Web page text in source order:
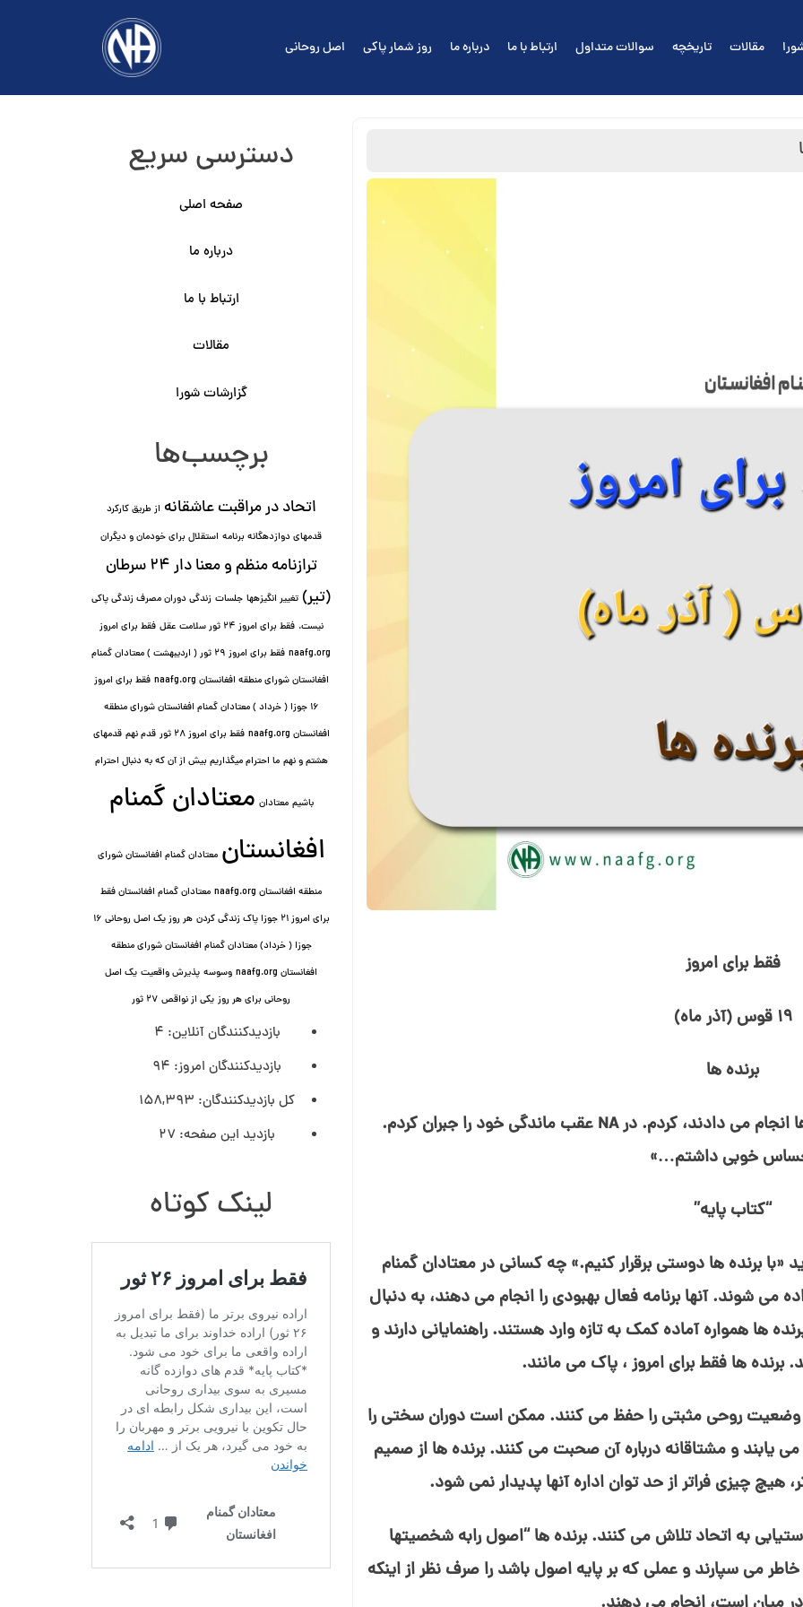
مقالات تاریخچه سوالات متداول ارتباط با ما درباره ما روز شمار پاکی اصل روحانی
فقط برای امروز
۱۹ قوس (آذر ماه)
برنده⁯ ها
«شروع به تقلید برخی از کارهایی که برنده⁯ ها انجام می⁯ دادند، کردم. در NA عقب⁯ ماندگی خود را جبران کردم.
خوبی داشتم…»
“کتاب پایه”
برنده⁯ ها دوستی برقرار کنیم.» چه کسانی در معتادان گمنام
شوند. آنها برنامه فعال بهبودی را انجام می⁯ دهند، به دنبال
ها همواره آماده کمک به تازه⁯ وارد هستند. راهنمایانی دارند و
برنده⁯ ها فقط برای امروز ، پاک می⁯ مانند.
وضعیت روحی مثبتی را حفظ می⁯ کنند. ممکن است دوران سختی را
یابند و مشتاقانه درباره آن صحبت می⁯ کنند. برنده⁯ ها از صمیم
هیچ چیزی فراتر از حد توان اداره آنها پدیدار نمی⁯ شود.
به اتحاد تلاش می⁯ کنند. برنده⁯ ها “اصول رابه شخصیت⁯ها
می⁯ سپارند و عملی که بر پایه اصول باشد را صرف نظر از اینکه
دسترسی سریع
صفحه اصلی
درباره ما
ارتباط با ما
مقالات
گزارشات شورا
برچسب‌ها
اتحاد در مراقبت عاشقانه از طریق کارکرد
قدمهای دوازده⁯گانه برنامه استقلال برای خودمان و دیگران
ترازنامه منظم و معنا دار ٢۴ سرطان
(تیر) تغییر انگیزه⁯ها جلسات زندگی دوران مصرف زندگی پاکی
نیست. فقط برای امروز 24 ثور سلامت عقل
فقط برای امروز
naafg.org
فقط برای امروز ٢٩ ثور ( اردیبهشت ) معتادان گمنام
افغانستان شورای منطقه افغانستان naafg.org
فقط برای امروز
۱۶ جوزا ( خرداد ) معتادان گمنام افغانستان شورای منطقه
افغانستان naafg.org
فقط برای امروز ۲۸ ثور قدم نهم قدمهای
هشتم و نهم ما احترام میگذاریم بیش از آن که به دنبال احترام
باشیم معتادان معتادان گمنام
افغانستان معتادان گمنام افغانستان شورای
منطقه افغانستان naafg.org
معتادان گمنام افغانستان فقط
برای امروز ۲۱ جوزا پاک زندگی کردن
هر روز یک اصل روحانی ۱۶
جوزا ( خرداد) معتادان گمنام افغانستان شورای منطقه
افغانستان naafg.org
وسوسه پذيرش واقعیت یک اصل
روحانی برای هر روز یکی از نواقص ۲۷ ثور
بازدیدکنندگان آنلاین: 4
بازدیدکنندگان امروز: 94
کل بازدیدکنند‌گان: 158,393
بازدید این صفحه: 27
لینک کوتاه